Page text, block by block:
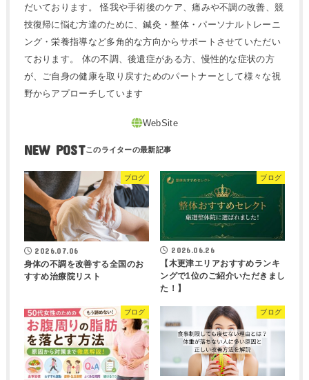
だいております。 怪我や手術後のケア、痛みや不調の改善、競
技復帰に悩む方達のために、鍼灸・整体・パーソナルトレーニ
ング・栄養指導など多角的な方向からサポートさせていただい
ております。 体の不調、後遺症がある方、慢性的な症状の方
が、ご自身の健康を取り戻すためのパートナーとして様々な視
野からアプローチしています
NEW POST
ブログ
2026.07.06
身体の不調を改善する全国のお
すすめ治療院リスト
ブログ
2026.06.26
【木更津エリアおすすめランキ
ングで1位のご紹介いただきまし
た！】
ブログ ブログ